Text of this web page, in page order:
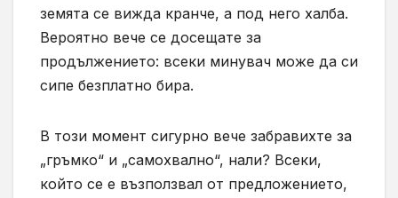
земята се вижда кранче, а под него халба.
Вероятно вече се досещате за
продължението: всеки минувач може да си
сипе безплатно бира.
В този момент сигурно вече забравихте за
„гръмко“ и „самохвално“, нали? Всеки,
който се е възползвал от предложението,